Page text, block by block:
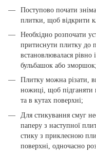
Поступово почати
плитки, щоб відкрити
Необхідно розпочати
притиснути плитку до
встановлювалася
бульбашок або зморшок;
Плитку можна різати,
ножиці, щоб підганяти
та в кутах поверхні;
Для стикування смуг
паперу з наступної
стику з приклеєною
поверхні, одночасно